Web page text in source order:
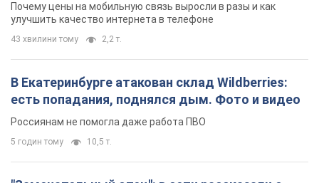
Почему цены на мобильную связь выросли в разы и как
улучшить качество интернета в телефоне
43 хвилини тому 2,2 т.
В Екатеринбурге атакован склад Wildberries:
есть попадания, поднялся дым. Фото и видео
Россиянам не помогла даже работа ПВО
5 годин тому 10,5 т.